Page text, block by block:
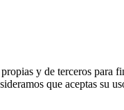
y de terceros para
que aceptas su